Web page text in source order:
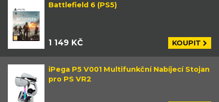
Battlefield 6 (PS5)
1 149 KČ KOUPIT
iPega P5 V001 Multifunkční Nabíjecí Stojan
pro PS VR2